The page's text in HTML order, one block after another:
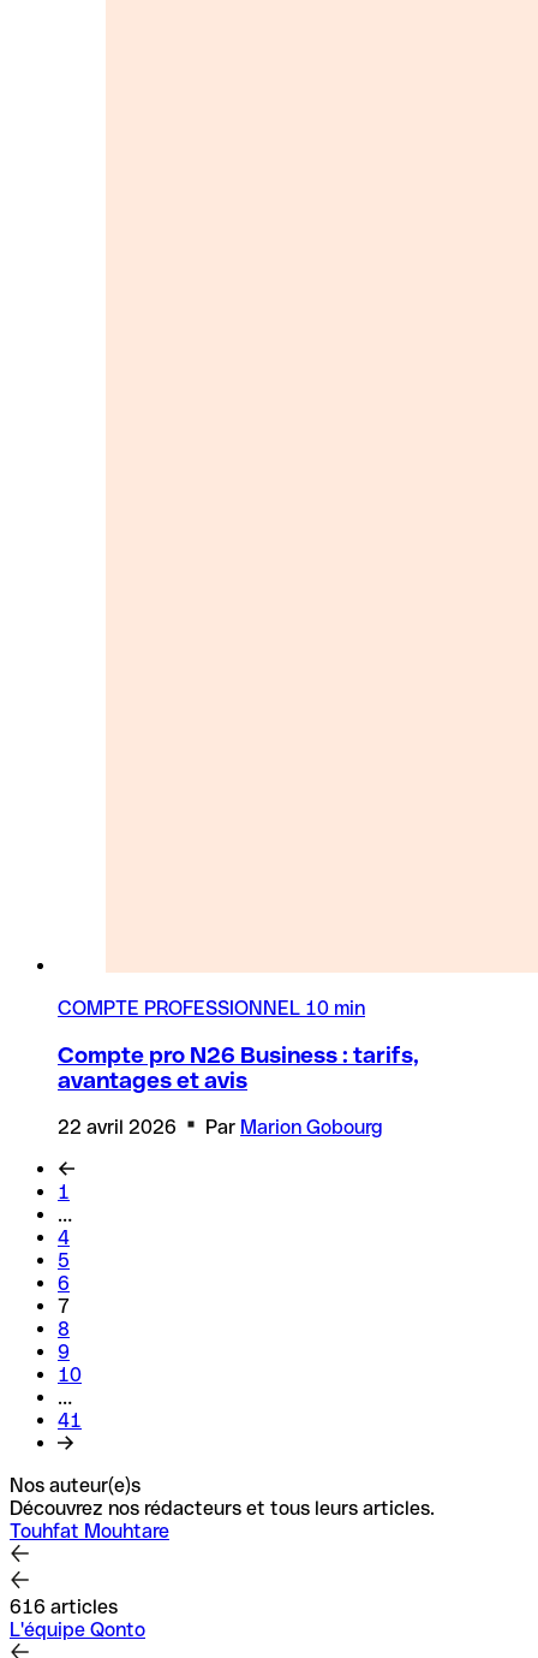
COMPTE PROFESSIONNEL 10 min
Compte pro N26 Business : tarifs,
avantages et avis
22 avril 2026 Par Marion Gobourg
1
…
4
5
6
7
8
9
10
…
41
Nos auteur(e)s
Découvrez nos rédacteurs et tous leurs articles.
Touhfat Mouhtare
616 articles
L'équipe Qonto